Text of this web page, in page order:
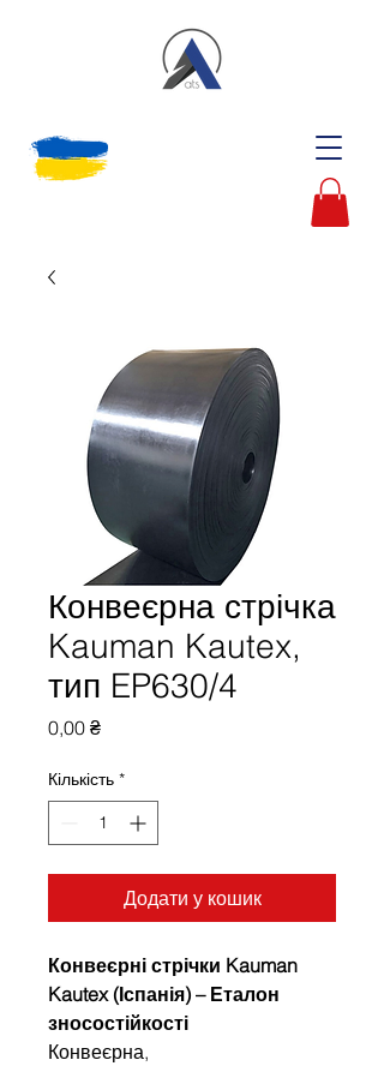
Конвеєрна стрічка
Kauman Kautex,
тип EP630/4
0,00 ₴Ціна
Кількість *
Додати у кошик
Конвеєрні стрічки Kauman
Kautex (Іспанія) – Еталон
зносостійкості
Конвеєрна,